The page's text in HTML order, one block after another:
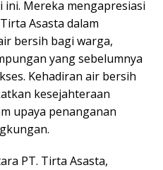
ini. Mereka mengapresiasi
Asasta dalam
bersih bagi warga,
yang sebelumnya
Kehadiran air bersih
kesejahteraan
upaya penanganan
PT. Tirta Asasta,